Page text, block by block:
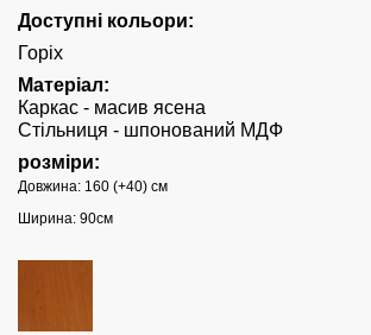
Доступні кольори:
Горіх
Матеріал:
Каркас - масив ясена
Стільниця - шпонований МДФ
розміри:
Довжина: 160 (+40) см
Ширина: 90см